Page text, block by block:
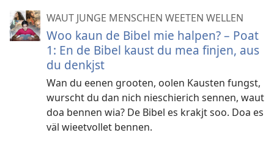
WAUT JUNGE MENSCHEN WEETEN WELLEN
Woo kaun de Bibel mie halpen? – Poat
1: En de Bibel kaust du mea finjen, aus
du denkjst
Wan du eenen grooten, oolen Kausten fungst,
wurscht du dan nich nieschierich sennen, waut
doa bennen wia? De Bibel es krakjt soo. Doa es
väl wieetvollet bennen.